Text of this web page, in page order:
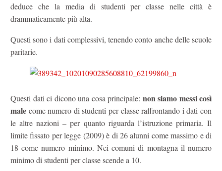
deduce che la media di studenti per classe nelle città è
drammaticamente più alta.
Questi sono i dati complessivi, tenendo conto anche delle scuole
paritarie.
Questi dati ci dicono una cosa principale: non siamo messi così
male come numero di studenti per classe raffrontando i dati con
le altre nazioni – per quanto riguarda l’istruzione primaria. Il
limite fissato per legge (2009) è di 26 alunni come massimo e di
18 come numero minimo. Nei comuni di montagna il numero
minimo di studenti per classe scende a 10.